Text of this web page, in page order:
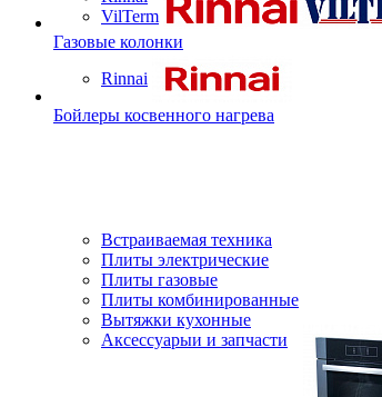
VilTerm
Газовые колонки
Rinnai
Бойлеры косвенного нагрева
Встраиваемая техника
Плиты электрические
Плиты газовые
Плиты комбинированные
Вытяжки кухонные
Аксессуарыи и запчасти